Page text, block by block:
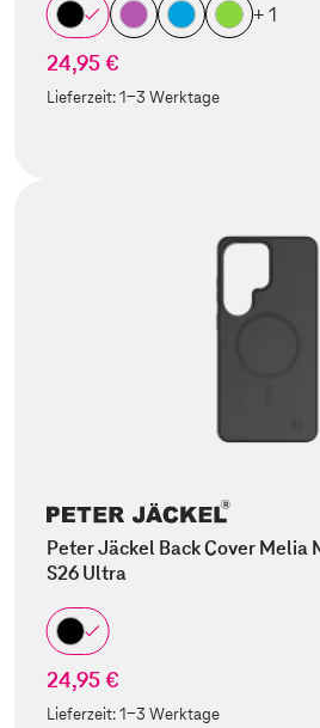
+ 1
24,95 €
Lieferzeit:1-3 Werktage
Peter Jäckel Back Cover Melia
S26 Ultra
24,95 €
Lieferzeit:1-3 Werktage